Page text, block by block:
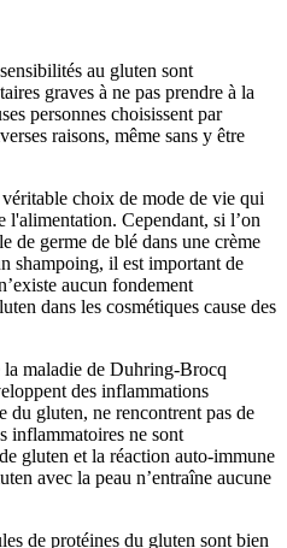
au gluten sont
graves à ne pas prendre à la
personnes choisissent par
raisons, même sans y être
choix de mode de vie qui
l'alimentation. Cependant, si l’on
de germe de blé dans une crème
shampoing, il est important de
aucun fondement
dans les cosmétiques cause des
la maladie de Duhring-Brocq
des inflammations
du gluten, ne rencontrent pas de
inflammatoires ne sont
gluten et la réaction auto-immune
avec la peau n’entraîne aucune
de protéines du gluten sont bien